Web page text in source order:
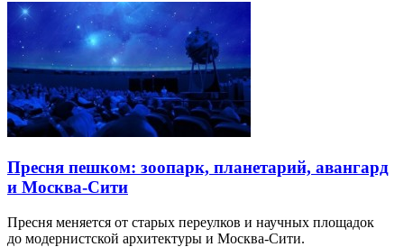
Пресня пешком: зоопарк, планетарий, авангард
и Москва-Сити
Пресня меняется от старых переулков и научных площадок
до модернистской архитектуры и Москва-Сити.